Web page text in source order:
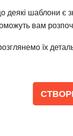
деякі шаблони є
вам
їх